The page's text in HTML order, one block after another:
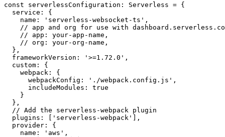
const serverlessConfiguration: Serverless = {
  service: {
    name: 'serverless-websocket-ts',
// app and org for use with
    // app: your-app-name,
    // org: your-org-name,
  },
  frameworkVersion: '>=1.72.0',
  custom: {
    webpack: {
      webpackConfig: './webpack.config.js',
      includeModules: true
    }
  },
  // Add the serverless-webpack plugin
  plugins: ['serverless-webpack'],
  provider: {
    name: 'aws',